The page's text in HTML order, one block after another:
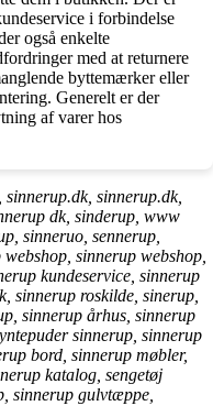
i forbindelse
også enkelte
med at returnere
byttemærker eller
Generelt er der
af varer hos
sinnerup.dk,
dk, sinderup, www
sinneruo, sennerup,
sinnerup webshop,
kundeservice, sinnerup
sinnerup roskilde, sinerup,
sinnerup århus, sinnerup
sinnerup, sinnerup
bord, sinnerup møbler,
katalog, sengetøj
sinnerup gulvtæppe,